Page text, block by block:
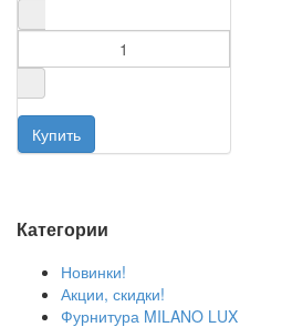
Категории
Новинки!
Акции, скидки!
Фурнитура MILANO LUX